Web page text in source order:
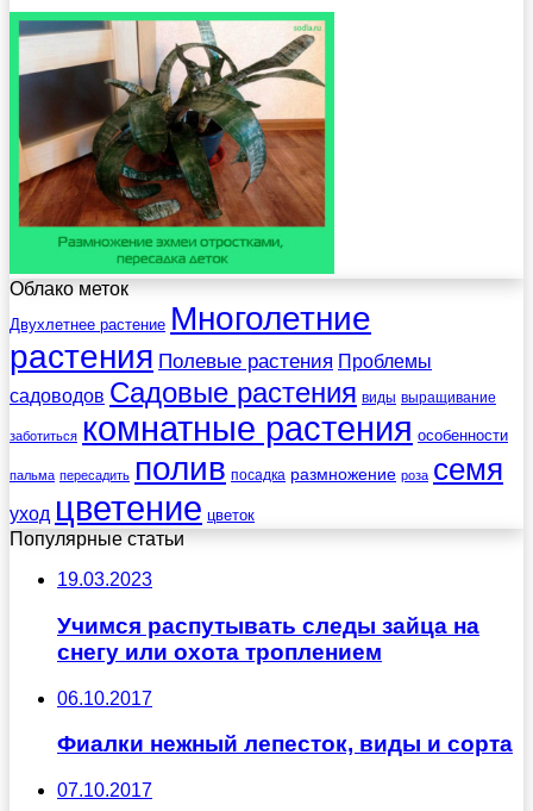
Облако меток
Двухлетнее растение Многолетние
растения Полевые растения Проблемы
садоводов Садовые растения виды выращивание
заботиться комнатные растения особенности
пальма пересадить полив посадка размножение роза семя
уход цветение цветок
Популярные статьи
19.03.2023
Учимся распутывать следы зайца на
снегу или охота троплением
06.10.2017
Фиалки нежный лепесток, виды и сорта
07.10.2017